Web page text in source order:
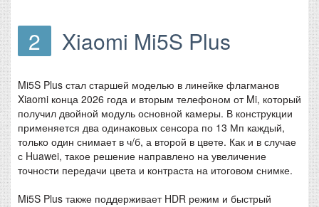
2 Xiaomi Mi5S Plus
Mi5S Plus стал старшей моделью в линейке флагманов
Xiaomi конца 2026 года и вторым телефоном от Mi, который
получил двойной модуль основной камеры. В конструкции
применяется два одинаковых сенсора по 13 Мп каждый,
только один снимает в ч/б, а второй в цвете. Как и в случае
с Huawei, такое решение направлено на увеличение
точности передачи цвета и контраста на итоговом снимке.
Mi5S Plus также поддерживает HDR режим и быстрый